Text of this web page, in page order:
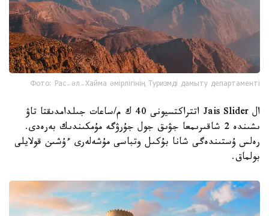
Фото: Рас-әл-Хайма әмірлігінің Туризмді дамыту департаменті
ال Jais Slider اتتراكتسيونى 40 ك م/ساعات جىلدامدىقتا تاۋ
ىشىندە 2 شاقىرىمعا جۋىق جول جۇرۋگە مۇمكىندىك بەرەدى.
رەلس ۇستىندەگى شانا بۇكىل وتباسى مۇشەلەرى ءۇشىن قولايلى
بولماق.